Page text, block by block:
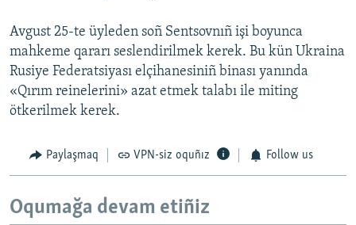
Avgust 25-te üyleden soñ Sentsovnıñ işi boyunca
mahkeme qararı seslendirilmek kerek. Bu kün Ukraina
Rusiye Federatsiyası elçihanesiniñ binası yanında
«Qırım reinelerini» azat etmek talabı ile miting
ötkerilmek kerek.
Paylaşmaq VPN-siz oquñız Follow us
Oqumağa devam etiñiz